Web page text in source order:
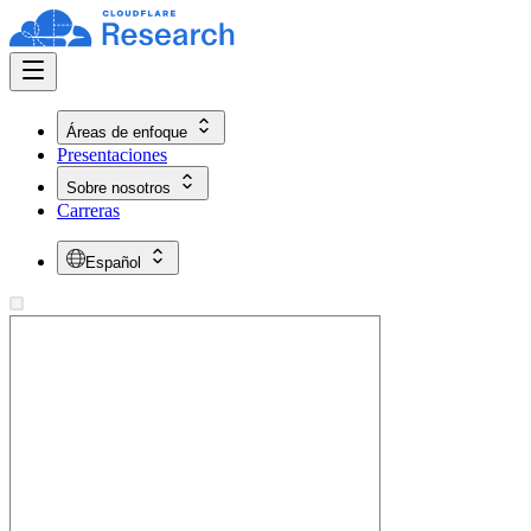
Áreas de enfoque
Presentaciones
Sobre nosotros
Carreras
Español